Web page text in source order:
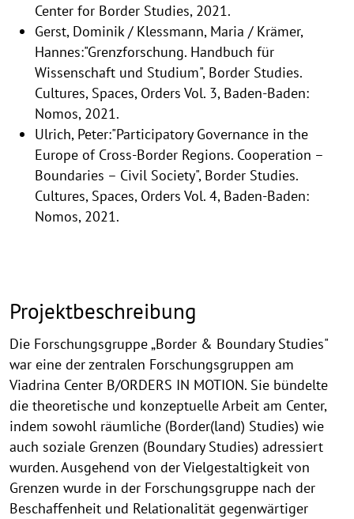
Center for Border Studies, 2021.
Gerst, Dominik / Klessmann, Maria / Krämer,
Hannes:"Grenzforschung. Handbuch für
Wissenschaft und Studium", Border Studies.
Cultures, Spaces, Orders Vol. 3, Baden-Baden:
Nomos, 2021.
Ulrich, Peter:"Participatory Governance in the
Europe of Cross-Border Regions. Cooperation –
Boundaries – Civil Society", Border Studies.
Cultures, Spaces, Orders Vol. 4, Baden-Baden:
Nomos, 2021.
Projektbeschreibung
Die Forschungsgruppe „Border & Boundary Studies"
war eine der zentralen Forschungsgruppen am
Viadrina Center B/ORDERS IN MOTION. Sie bündelte
die theoretische und konzeptuelle Arbeit am Center,
indem sowohl räumliche (Border(land) Studies) wie
auch soziale Grenzen (Boundary Studies) adressiert
wurden. Ausgehend von der Vielgestaltigkeit von
Grenzen wurde in der Forschungsgruppe nach der
Beschaffenheit und Relationalität gegenwärtiger